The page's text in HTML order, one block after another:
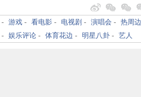
- 游戏 - 看电影 - 电视剧 - 演唱会 - 热周边
- 娱乐评论 - 体育花边 - 明星八卦 - 艺人